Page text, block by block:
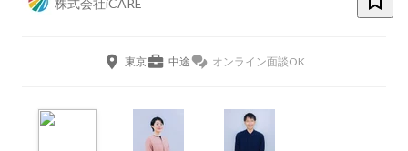
東京 中途 オンライン面談OK